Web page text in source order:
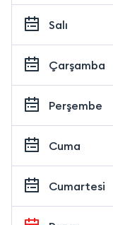
Salı
Çarşamba
Perşembe
Cuma
Cumartesi